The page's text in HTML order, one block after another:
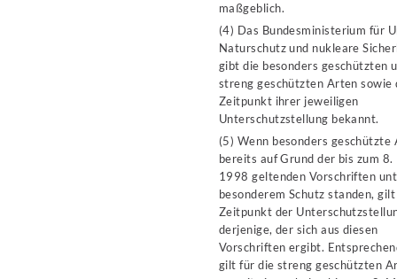
maßgeblich.
(4) Das Bundesministerium für
Naturschutz und nukleare
gibt die besonders geschützten
streng geschützten Arten sowie
Zeitpunkt ihrer jeweiligen
Unterschutzstellung bekannt.
(5) Wenn besonders geschützte
bereits auf Grund der bis zum 8.
1998 geltenden Vorschriften
besonderem Schutz standen,
Zeitpunkt der
derjenige, der sich aus diesen
Vorschriften ergibt.
gilt für die streng geschützten